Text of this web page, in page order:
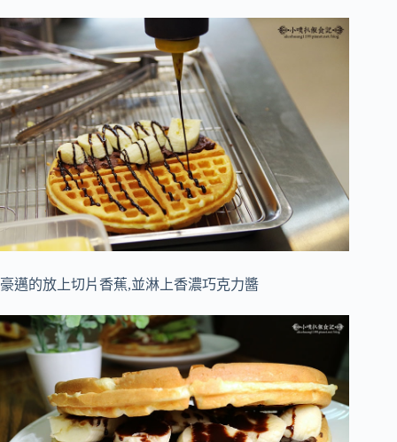
豪邁的放上切片香蕉,並淋上香濃巧克力醬